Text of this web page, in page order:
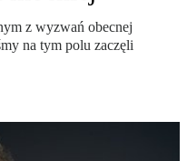
z wyzwań obecnej
na tym polu zaczęli